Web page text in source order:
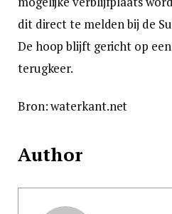
dit direct te melden bij de
De hoop blijft gericht op
terugkeer.
Bron: waterkant.net
Author